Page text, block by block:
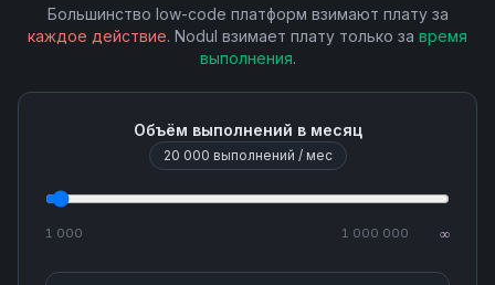
Subscription Detach
Subscriptions List
Topic Delete
Большинство low-code платформ взимают плату за
каждое действие. Nodul взимает плату только за время
выполнения.
Объём выполнений в месяц
20 000 выполнений / мес
1 000 1 000 000 ∞